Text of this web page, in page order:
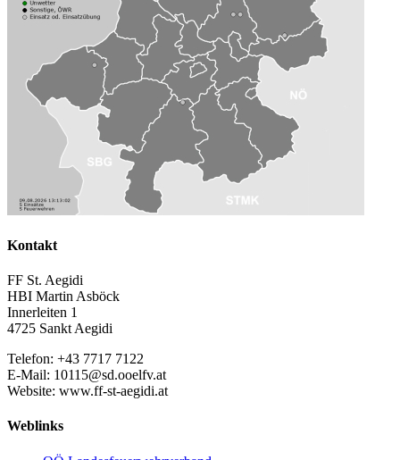
Kontakt
FF St. Aegidi
HBI Martin Asböck
Innerleiten 1
4725 Sankt Aegidi
Telefon: +43 7717 7122
E-Mail: 10115@sd.ooelfv.at
Website: www.ff-st-aegidi.at
Weblinks